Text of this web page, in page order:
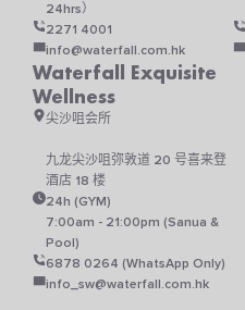
24hrs）
2271 4001
info@waterfall.com.hk
Waterfall Exquisite
Wellness
尖沙咀会所
九龙尖沙咀弥敦道 20 号喜来登
酒店 18 楼
24h (GYM)
7:00am - 21:00pm (Sanua &
Pool)
6878 0264 (WhatsApp Only)
info_sw@waterfall.com.hk